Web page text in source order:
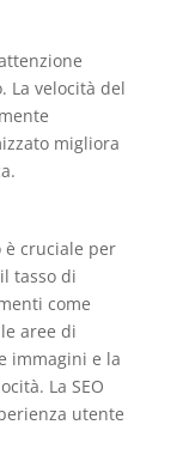
La velocità del
migliora
è cruciale per
tasso di
come
aree di
immagini e la
La SEO
utente